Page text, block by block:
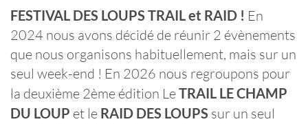
FESTIVAL DES LOUPS TRAIL et RAID ! En
2024 nous avons décidé de réunir 2 évènements
que nous organisons habituellement, mais sur un
seul week-end ! En 2026 nous regroupons pour
la deuxième 2ème édition LeTRAIL LE CHAMP
DU LOUP et le RAID DES LOUPS sur un seul